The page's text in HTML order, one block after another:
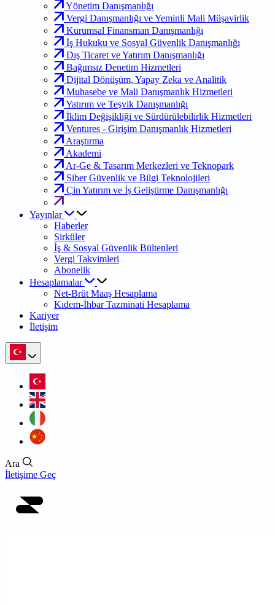
Yönetim Danışmanlığı
Vergi Danışmanlığı ve Yeminli Mali Müşavirlik
Kurumsal Finansman Danışmanlığı
İş Hukuku ve Sosyal Güvenlik Danışmanlığı
Dış Ticaret ve Yatırım Danışmanlığı
Bağımsız Denetim Hizmetleri
Dijital Dönüşüm, Yapay Zeka ve Analitik
Muhasebe ve Mali Danışmanlık Hizmetleri
Yatırım ve Teşvik Danışmanlığı
İklim Değişikliği ve Sürdürülebilirlik Hizmetleri
Ventures - Girişim Danışmanlık Hizmetleri
Araştırma
Akademi
Ar-Ge & Tasarım Merkezleri ve Teknopark
Siber Güvenlik ve Bilgi Teknolojileri
Çin Yatırım ve İş Geliştirme Danışmanlığı
Yayınlar
Haberler
Sirküler
İş & Sosyal Güvenlik Bültenleri
Vergi Takvimleri
Abonelik
Hesaplamalar
Net-Brüt Maaş Hesaplama
Kıdem-İhbar Tazminati Hesaplama
Kariyer
İletişim
Ara
İletişime Geç